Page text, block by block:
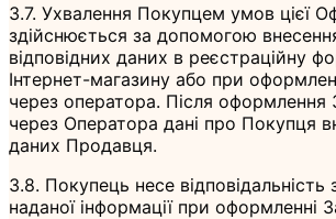
3.7. Ухвалення Покупцем умов цієї
здійснюється за допомогою
відповідних даних в реєстраційну
Інтернет-магазину або при
через оператора. Після оформлення
через Оператора дані про Покупця
даних Продавця.
3.8. Покупець несе відповідальність
наданої інформації при оформленні